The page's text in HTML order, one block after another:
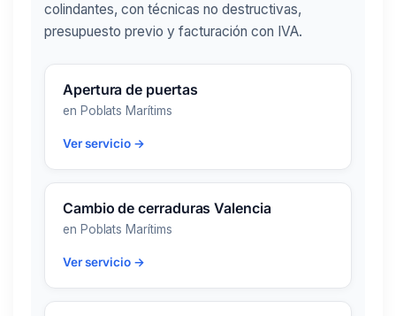
colindantes, con técnicas no destructivas,
presupuesto previo y facturación con IVA.
Apertura de puertas
en Poblats Marítims
Ver servicio →
Cambio de cerraduras Valencia
en Poblats Marítims
Ver servicio →